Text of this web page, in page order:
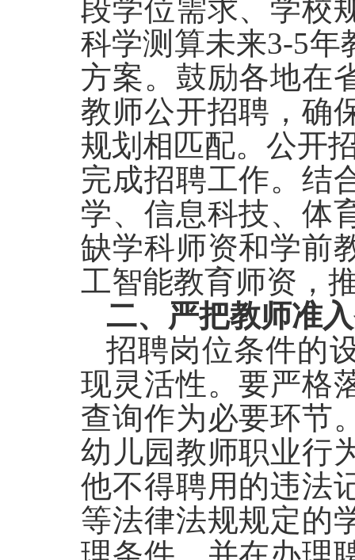
段学位需求、学校
科学测算未来3-5年
方案。鼓励各地在
教师公开招聘，确
规划相匹配。公开
完成招聘工作。结
学、信息科技、体
缺学科师资和学前
工智能教育师资，
二、严把教师准
招聘岗位条件的
现灵活性。要严格
查询作为必要环节
幼儿园教师职业行
他不得聘用的违法
等法律法规规定的